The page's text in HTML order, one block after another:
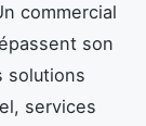
commercial
son
solutions
services